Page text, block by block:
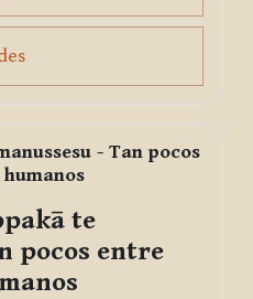
Page
- Tan pocos
te
pocos entre